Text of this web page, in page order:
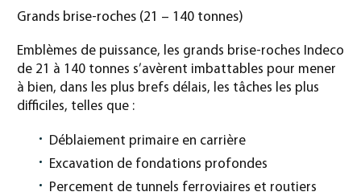
Grands brise-roches (21 – 140 tonnes)
Emblèmes de puissance, les grands brise-roches Indeco
de 21 à 140 tonnes s’avèrent imbattables pour mener
à bien, dans les plus brefs délais, les tâches les plus
difficiles, telles que :
Déblaiement primaire en carrière
Excavation de fondations profondes
Percement de tunnels ferroviaires et routiers